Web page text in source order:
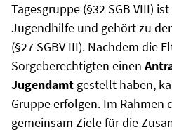
Tagesgruppe (§32 SGB VIII)
Jugendhilfe und gehört zu
(§27 SGBV III). Nachdem die
Sorgeberechtigten einen
Jugendamt gestellt haben,
Gruppe erfolgen. Im Rahmen
gemeinsam Ziele für die